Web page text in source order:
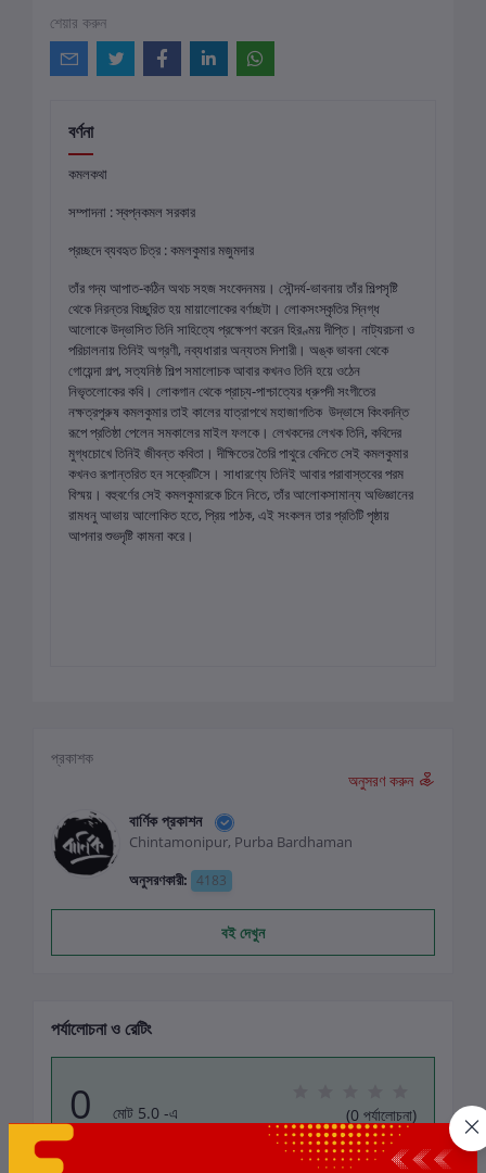
শেয়ার করুন
বর্ণনা
কমলকথা
সম্পাদনা : স্বপ্নকমল সরকার
প্রচ্ছদে ব্যবহৃত চিত্র : কমলকুমার মজুমদার
তাঁর গদ্য আপাত-কঠিন অথচ সহজ সংবেদনময়। সৌন্দর্য-ভাবনায় তাঁর শিল্পসৃষ্টি
থেকে নিরন্তর বিচ্ছুরিত হয় মায়ালোকের বর্ণচ্ছটা। লোকসংস্কৃতির স্নিগ্ধ
আলোকে উদ্ভাসিত তিনি সাহিত্যে প্রক্ষেপণ করেন হিরণ্ময় দীপ্তি। নাট্যরচনা ও
পরিচালনায় তিনিই অগ্রণী, নব্যধারার অন্যতম দিশারী। অঙ্ক ভাবনা থেকে
গোয়েন্দা গল্প, সত্যনিষ্ঠ শিল্প সমালোচক আবার কখনও তিনি হয়ে ওঠেন
নিভৃতলোকের কবি। লোকগান থেকে প্রাচ্য-পাশ্চাত্যের ধ্রুপদী সংগীতের
নক্ষত্রপুরুষ কমলকুমার তাই কালের যাত্রাপথে মহাজাগতিক উদ্ভাসে কিংবদন্তি
রূপে প্রতিষ্ঠা পেলেন সমকালের মাইল ফলকে। লেখকদের লেখক তিনি, কবিদের
মুগ্ধচোখে তিনিই জীবন্ত কবিতা। দীক্ষিতের তৈরি পাথুরে বেদিতে সেই কমলকুমার
কখনও রূপান্তরিত হন সক্রেটিসে। সাধারণ্যে তিনিই আবার পরাবাস্তবের পরম
বিস্ময়। বহুবর্ণের সেই কমলকুমারকে চিনে নিতে, তাঁর আলোকসামান্য অভিজ্ঞানের
রামধনু আভায় আলোকিত হতে, প্রিয় পাঠক, এই সংকলন তার প্রতিটি পৃষ্ঠায়
আপনার শুভদৃষ্টি কামনা করে।
প্রকাশক
অনুসরণ করুন
বার্ণিক প্রকাশন
Chintamonipur, Purba Bardhaman
অনুসরণকারী: 4183
বই দেখুন
পর্যালোচনা ও রেটিং
0 মোট 5.0 -এ (0 পর্যালোচনা)